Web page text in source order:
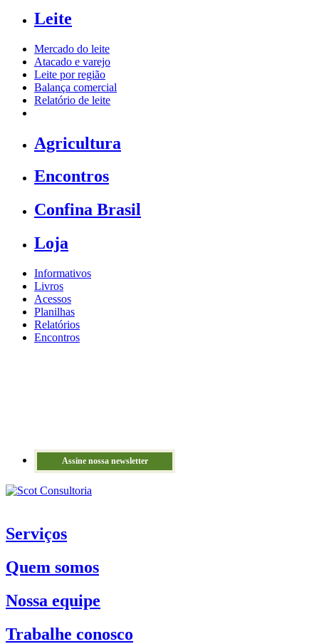
Leite
Mercado do leite
Atacado e varejo
Leite por região
Balança comercial
Relatório de leite
Agricultura
Encontros
Confina Brasil
Loja
Informativos
Livros
Acessos
Planilhas
Relatórios
Encontros
Assine nossa newsletter
Serviços
Quem somos
Nossa equipe
Trabalhe conosco